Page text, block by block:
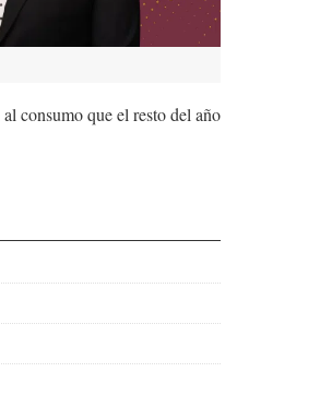
consumo que el resto del año